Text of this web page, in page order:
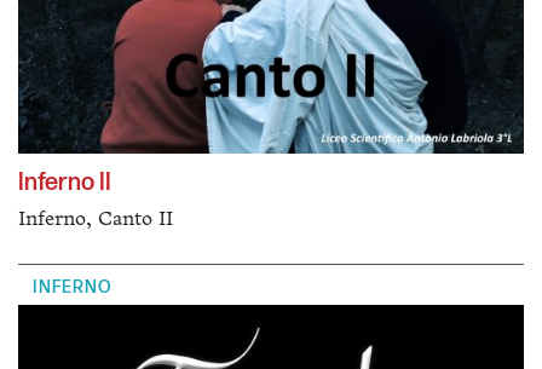
Inferno II
Inferno, Canto II
INFERNO